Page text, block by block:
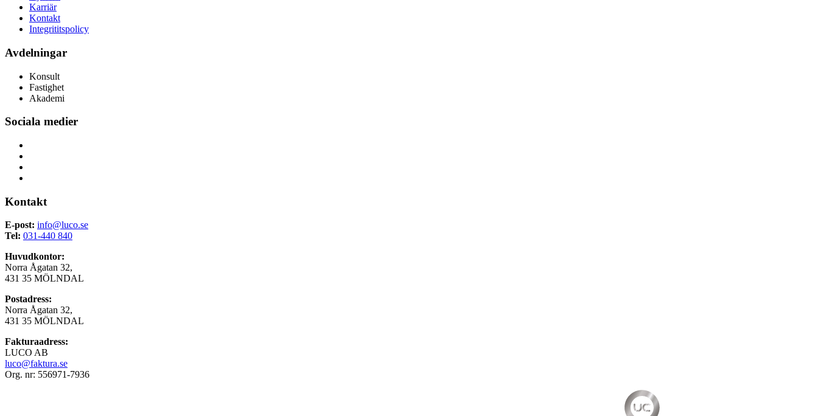
Karriär
Kontakt
Integrititspolicy
Avdelningar
Konsult
Fastighet
Akademi
Sociala medier
Kontakt
E-post: info@luco.se
Tel: 031-440 840
Huvudkontor:
Norra Ågatan 32,
431 35 MÖLNDAL
Postadress:
Norra Ågatan 32,
431 35 MÖLNDAL
Fakturaadress:
LUCO AB
luco@faktura.se
Org. nr: 556971-7936